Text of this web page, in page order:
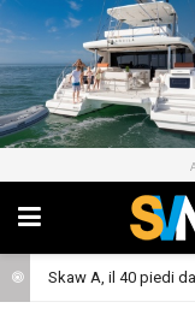
Skaw A, il 40 piedi